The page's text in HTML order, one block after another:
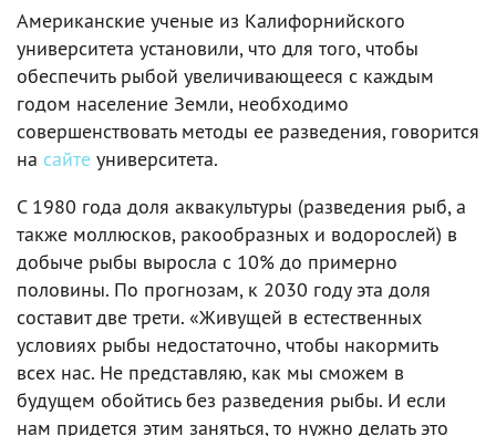
Американские ученые из Калифорнийского
университета установили, что для того, чтобы
обеспечить рыбой увеличивающееся с каждым
годом население Земли, необходимо
совершенствовать методы ее разведения, говорится
на сайте университета.
С 1980 года доля аквакультуры (разведения рыб, а
также моллюсков, ракообразных и водорослей) в
добыче рыбы выросла с 10% до примерно
половины. По прогнозам, к 2030 году эта доля
составит две трети. «Живущей в естественных
условиях рыбы недостаточно, чтобы накормить
всех нас. Не представляю, как мы сможем в
будущем обойтись без разведения рыбы. И если
нам придется этим заняться, то нужно делать это